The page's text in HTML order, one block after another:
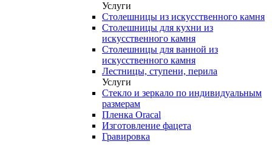
Услуги
Столешницы из искусственного камня
Столешницы для кухни из
искусственного камня
Столешницы для ванной из
искусственного камня
Лестницы, ступени, перила
Услуги
Стекло и зеркало по индивидуальным
размерам
Пленка Oracal
Изготовление фацета
Гравировка